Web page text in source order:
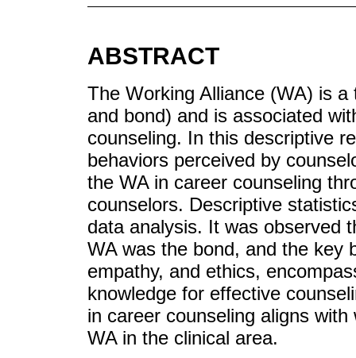
ABSTRACT
The Working Alliance (WA) is
and bond) and is associated
counseling. In this descriptive
behaviors perceived by
the WA in career counseling
counselors. Descriptive
data analysis. It was observed
WA was the bond, and the key
empathy, and ethics,
knowledge for effective
in career counseling aligns
WA in the clinical area.